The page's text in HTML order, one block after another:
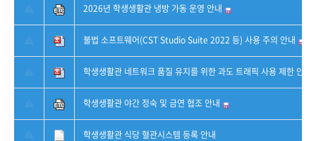
2026년 학생생활관 냉방 가동 운영 안내
불법 소프트웨어(CST Studio Suite 2022 등) 사용 주의 안내
학생생활관 네트워크 품질 유지를 위한 과도 트래픽 사용 제한 안내
학생생활관 야간 정숙 및 금연 협조 안내
학생생활관 식당 혈관시스템 등록 안내